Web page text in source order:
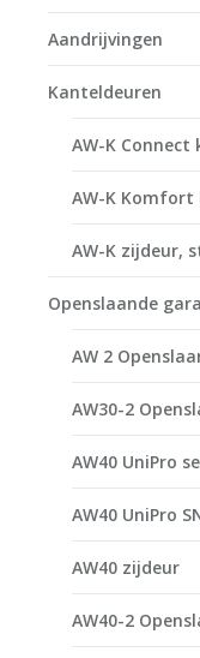
Aandrijvingen
Kanteldeuren
AW-K
AW-K
AW-K zijdeur,
Openslaande
AW 2
AW30-2
AW40 UniPro
AW40 UniPro
AW40 zijdeur
AW40-2